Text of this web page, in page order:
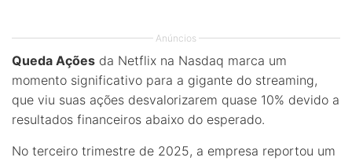
Anúncios
Queda Ações da Netflix na Nasdaq marca um
momento significativo para a gigante do streaming,
que viu suas ações desvalorizarem quase 10% devido a
resultados financeiros abaixo do esperado.
No terceiro trimestre de 2025, a empresa reportou um